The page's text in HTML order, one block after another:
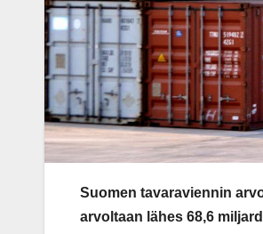
Suomen tavaraviennin
arvoltaan lähes 68,6